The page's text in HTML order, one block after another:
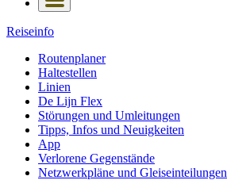
Reiseinfo
Routenplaner
Haltestellen
Linien
De Lijn Flex
Störungen und Umleitungen
Tipps, Infos und Neuigkeiten
App
Verlorene Gegenstände
Netzwerkpläne und Gleiseinteilungen